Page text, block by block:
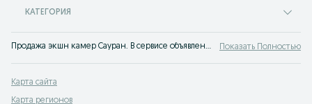
КАТЕГОРИЯ
Продажа экшн камер Сауран. В сервисе объявлений OLX легко и быстро можно купить экстрим камеру бу. Покупай лучшие спортивные камеры на OLX Сауран! Показать Полностью
Карта сайта
Карта регионов